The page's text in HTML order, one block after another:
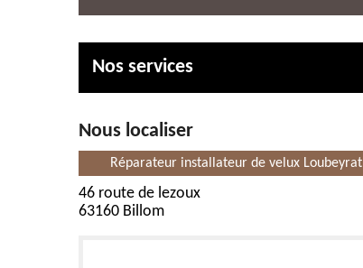
Nos services
Nous localiser
Réparateur installateur de velux Loubeyrat
46 route de lezoux
63160 Billom